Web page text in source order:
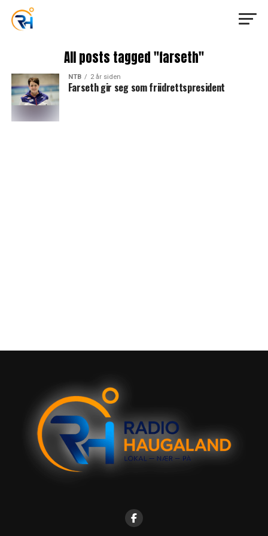
All posts tagged "farseth"
NTB 2 år siden
Farseth gir seg som friidrettspresident